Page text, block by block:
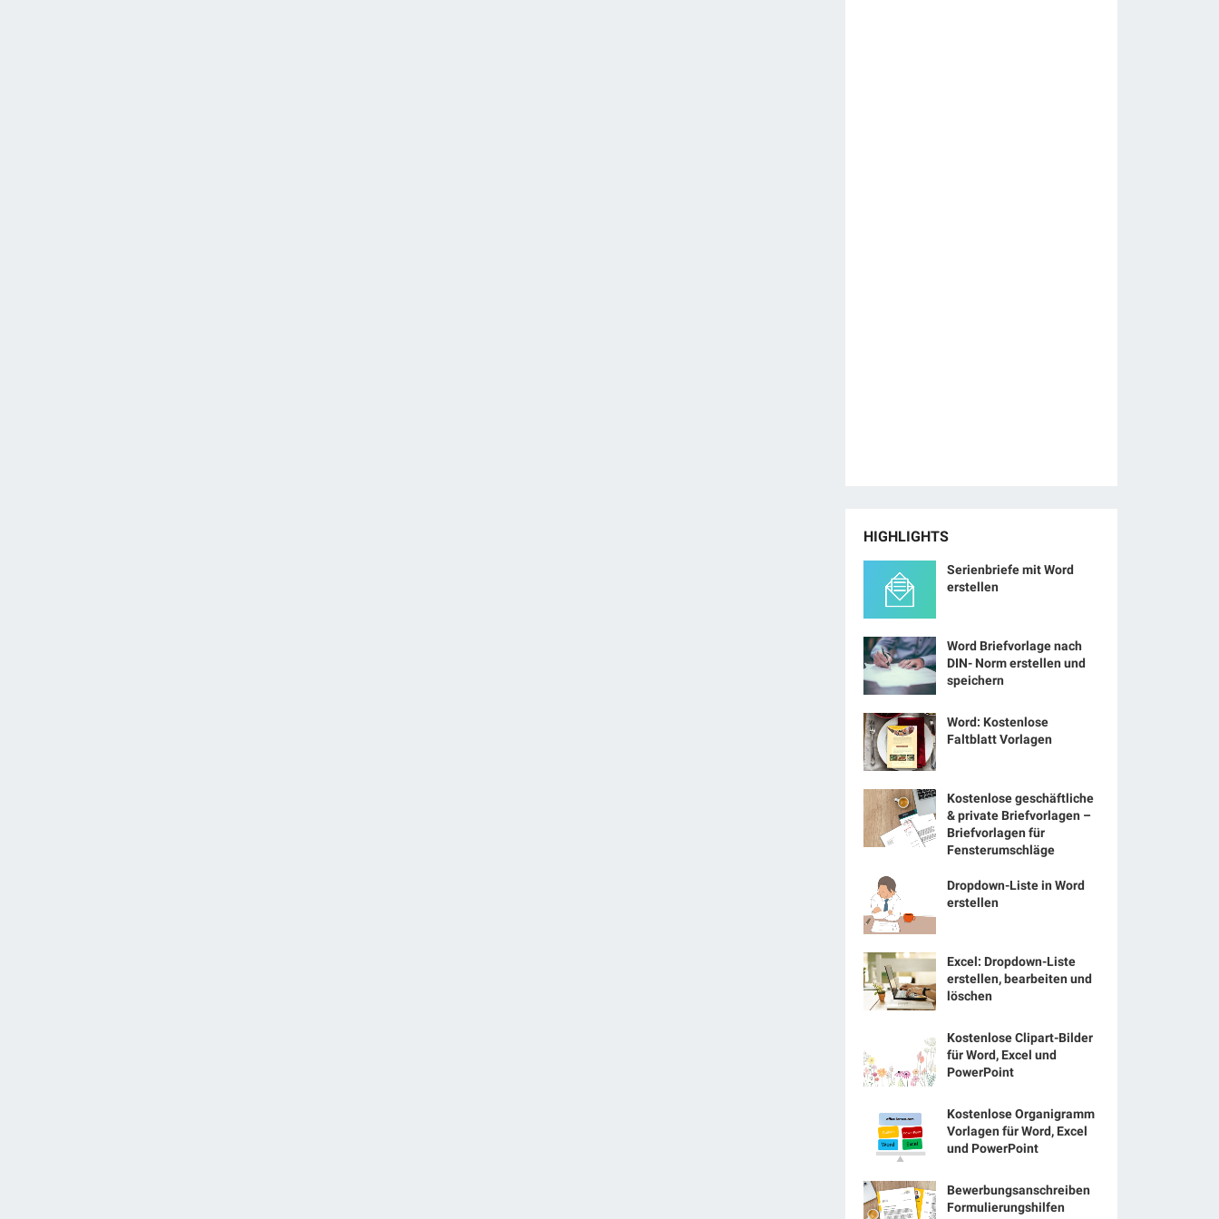
HIGHLIGHTS
Serienbriefe mit Word
erstellen
Word Briefvorlage nach
DIN- Norm erstellen und
speichern
Word: Kostenlose
Faltblatt Vorlagen
Kostenlose geschäftliche
& private Briefvorlagen –
Briefvorlagen für
Fensterumschläge
Dropdown-Liste in Word
erstellen
Excel: Dropdown-Liste
erstellen, bearbeiten und
löschen
Kostenlose Clipart-Bilder
für Word, Excel und
PowerPoint
Kostenlose Organigramm
Vorlagen für Word, Excel
und PowerPoint
Bewerbungsanschreiben
Formulierungshilfen